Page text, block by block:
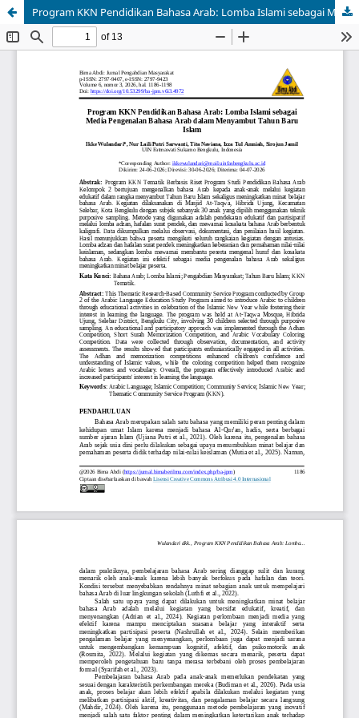
Program KKN Pendidikan Bahasa Arab: Lomba Islami sebagai Media Pengenalan Bahasa Arab dalam Menyambut Tahun Baru Islam